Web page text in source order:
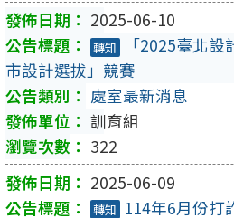
2025-06-10
轉知
「2025臺北
市設計選拔」競賽
處室最新消息
訓育組
322
2025-06-09
轉知 114年6月份打